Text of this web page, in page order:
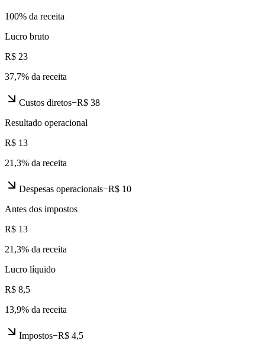
100% da receita
Lucro bruto
R$ 23
37,7% da receita
Custos diretos−R$ 38
Resultado operacional
R$ 13
21,3% da receita
Despesas operacionais−R$ 10
Antes dos impostos
R$ 13
21,3% da receita
Lucro líquido
R$ 8,5
13,9% da receita
Impostos−R$ 4,5